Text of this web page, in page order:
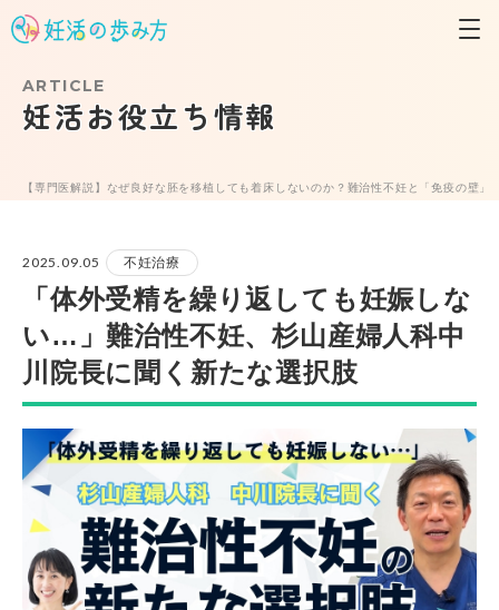
【専門医解説】なぜ良好な胚を移植しても着床しないのか？難治性不妊と「免疫の壁」
ARTICLE
妊活お役立ち情報
2025.09.05 不妊治療
「体外受精を繰り返しても妊娠しな
い…」難治性不妊、杉山産婦人科中
川院長に聞く新たな選択肢